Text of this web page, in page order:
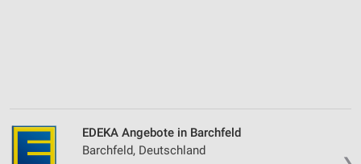
EDEKA Angebote in Barchfeld
Barchfeld, Deutschland
Notwendig
Performance